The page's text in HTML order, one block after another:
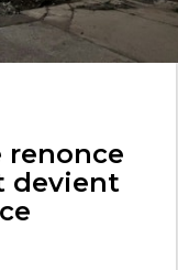
renonce
devient